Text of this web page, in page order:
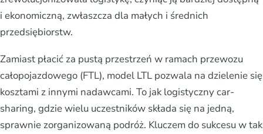
i ekonomiczną, zwłaszcza dla małych i średnich
przedsiębiorstw.
Zamiast płacić za pustą przestrzeń w ramach przewozu
całopojazdowego (FTL), model LTL pozwala na dzielenie się
kosztami z innymi nadawcami. To jak logistyczny car-
sharing, gdzie wielu uczestników składa się na jedną,
sprawnie zorganizowaną podróż. Kluczem do sukcesu w tak